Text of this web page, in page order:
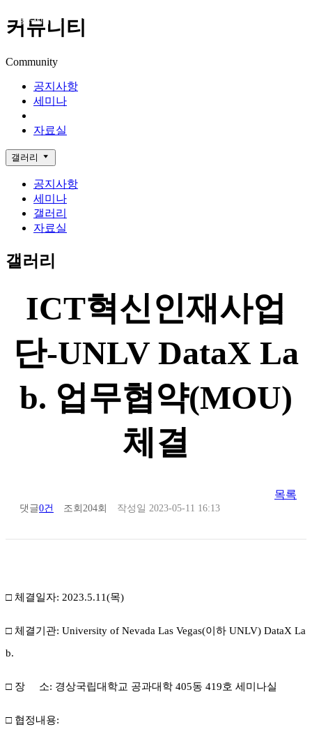
커뮤니티
Community
공지사항
세미나
자료실
갤러리
공지사항
세미나
갤러리
자료실
갤러리
ICT혁신인재사업
단-UNLV DataX La
b. 업무협약(MOU)
체결
댓글0건 조회 204회 작성일 2023-05-11 16:13
목록
□ 체결일자: 2023.5.11(목)
□ 체결기관: University of Nevada Las Vegas(이하 UNLV) DataX La
b.
□ 장 소: 경상국립대학교 공과대학 405동 419호 세미나실
□ 협정내용: